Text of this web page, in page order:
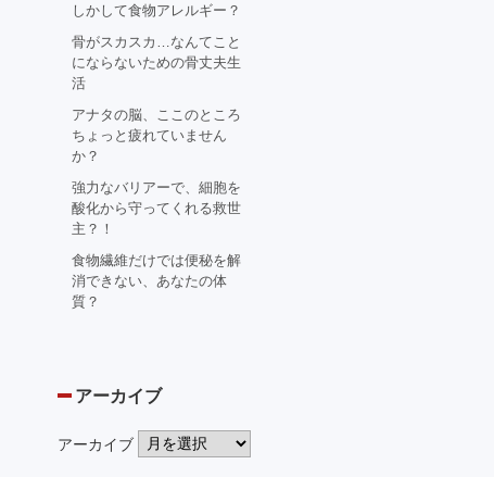
しかして食物アレルギー？
骨がスカスカ…なんてこと
にならないための骨丈夫生
活
アナタの脳、ここのところ
ちょっと疲れていません
か？
強力なバリアーで、細胞を
酸化から守ってくれる救世
主？！
食物繊維だけでは便秘を解
消できない、あなたの体
質？
アーカイブ
アーカイブ